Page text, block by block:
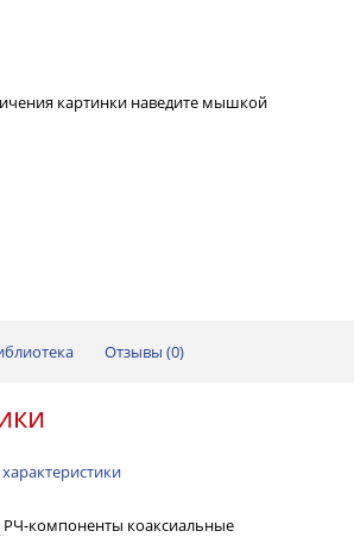
картинки наведите мышкой
Отзывы (0)
РЧ-компоненты коаксиальные